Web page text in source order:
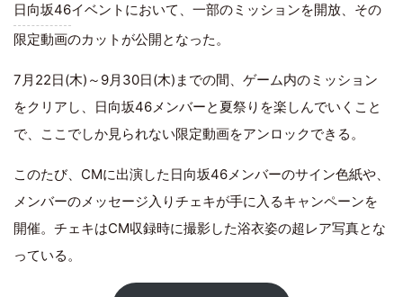
日向坂46イベントにおいて、一部のミッションを開放、その
限定動画のカットが公開となった。
7月22日(木)～9月30日(木)までの間、ゲーム内のミッション
をクリアし、日向坂46メンバーと夏祭りを楽しんでいくこと
で、ここでしか見られない限定動画をアンロックできる。
このたび、CMに出演した日向坂46メンバーのサイン色紙や、
メンバーのメッセージ入りチェキが手に入るキャンペーンを
開催。チェキはCM収録時に撮影した浴衣姿の超レア写真とな
っている。